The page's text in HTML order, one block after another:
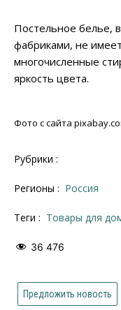
Постельное белье,
фабриками, не
многочисленные
яркость цвета.
Фото с сайта
Рубрики :
Регионы : Россия
Теги : товары для
36 476
Предложить новость